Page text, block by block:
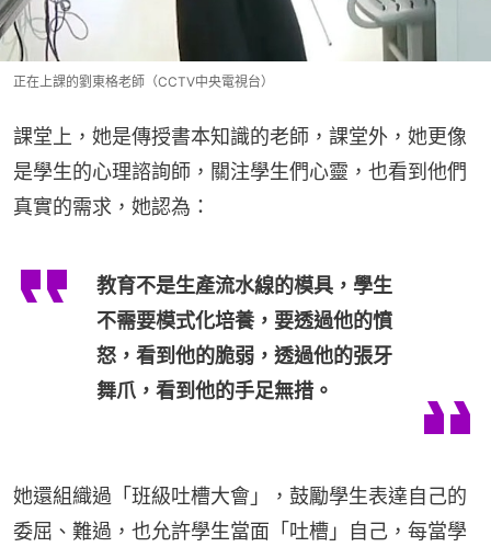
正在上課的劉東格老師（CCTV中央電視台）
課堂上，她是傳授書本知識的老師，課堂外，她更像
是學生的心理諮詢師，關注學生們心靈，也看到他們
真實的需求，她認為：
教育不是生產流水線的模具，學生
不需要模式化培養，要透過他的憤
怒，看到他的脆弱，透過他的張牙
舞爪，看到他的手足無措。
她還組織過「班級吐槽大會」，鼓勵學生表達自己的
委屈、難過，也允許學生當面「吐槽」自己，每當學